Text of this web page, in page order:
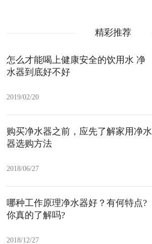
精彩推荐
怎么才能喝上健康安全的饮用水 净
水器到底好不好
2019/02/20
购买净水器之前，应先了解家用净水
器选购方法
2018/06/27
哪种工作原理净水器好？有何特点?
你真的了解吗?
2018/12/27